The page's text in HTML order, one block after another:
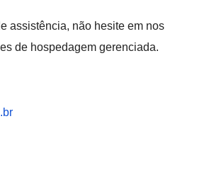
assistência, não hesite em nos
de hospedagem gerenciada.